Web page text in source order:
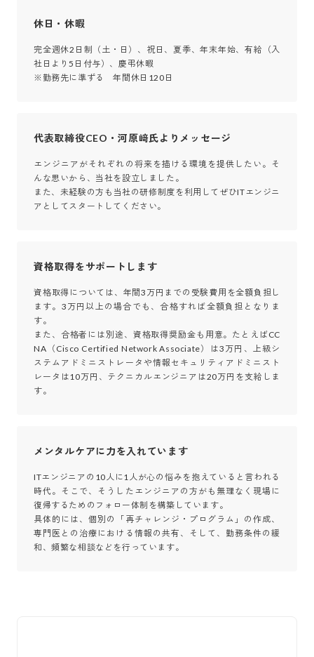
休日・休暇
完全週休2日制（土・日）、祝日、夏季、年末年始、有給（入
社日より5日付与）、慶弔休暇
※勤務先に準ずる　年間休日120日
代表取締役CEO・河原﨑氏よりメッセージ
エンジニアがそれぞれの将来を描ける環境を提供したい。そ
んな思いから、当社を設立しました。
また、未経験の方も当社の研修制度を利用してぜひITエンジニ
資格取得をサポートします
資格取得については、年間3万円までの受験費用を全額負担し
ます。3万円以上の場合でも、合格すれば全額負担となりま
す。
また、合格者には別途、資格取得奨励金も用意。たとえばCC
NA（Cisco Certified Network Associate）は3万円、上級シ
ステムアドミニストレータや情報セキュリティアドミニスト
レータは10万円、テクニカルエンジニアは20万円を支給しま
す。
メンタルケアに力を入れています
ITエンジニアの10人に1人が心の悩みを抱えていると言われる
時代。そこで、そうしたエンジニアの方がも無理なく現場に
復帰するためのフォロー体制を構築しています。
具体的には、個別の「再チャレンジ・プログラム」の作成、
専門医との治療における情報の共有、そして、勤務条件の緩
和、頻繁な相談などを行っています。